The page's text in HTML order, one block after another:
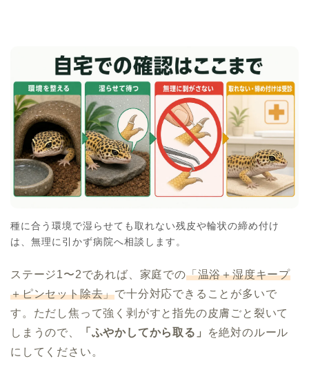
種に合う環境で湿らせても取れない残皮や輪状の締め付け
は、無理に引かず病院へ相談します。
ステージ1〜2であれば、家庭での「温浴＋湿度キープ
＋ピンセット除去」で十分対応できることが多いで
す。ただし焦って強く剥がすと指先の皮膚ごと裂いて
しまうので、
「ふやかしてから取る」
を絶対のルール
にしてください。